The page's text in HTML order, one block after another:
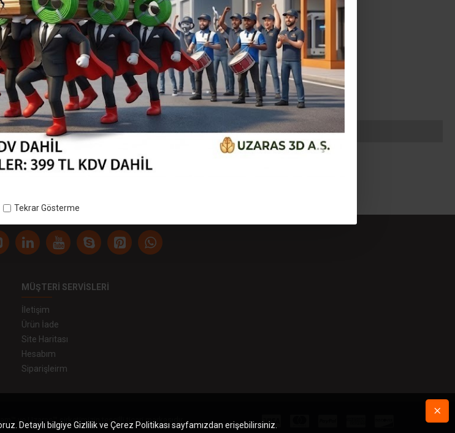
Tekrar Gösterme
MÜŞTERI SERVISLERI
İletişim
Ürün İade
Site Haritası
Hesabım
Siparişleirm
ve Uzaras™ şirketimizin tescilli ticari markasıdır.
Detaylı bilgiye Gizlilik ve Çerez Politikası sayfamızdan erişebilirsiniz.